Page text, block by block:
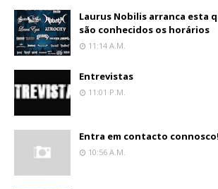
Laurus Nobilis arranca esta
são conhecidos os horários
11:14 A.m.
Entrevistas
11:01 P.m.
Entra em contacto connosco!
10:56 A.m.